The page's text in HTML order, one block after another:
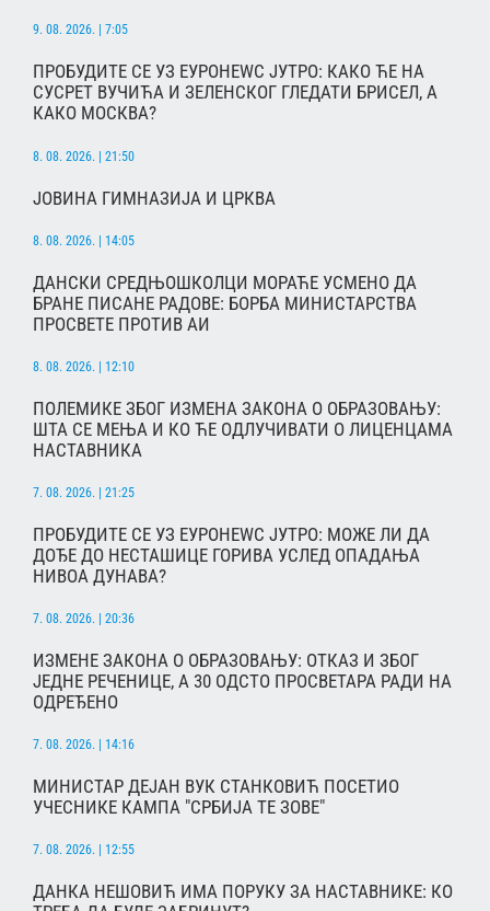
9. 08. 2026. | 7:05
ПРОБУДИТЕ СЕ УЗ ЕУРОНЕWС ЈУТРО: КАКО ЋЕ НА
СУСРЕТ ВУЧИЋА И ЗЕЛЕНСКОГ ГЛЕДАТИ БРИСЕЛ, А
КАКО МОСКВА?
8. 08. 2026. | 21:50
ЈОВИНА ГИМНАЗИЈА И ЦРКВА
8. 08. 2026. | 14:05
ДАНСКИ СРЕДЊОШКОЛЦИ МОРАЋЕ УСМЕНО ДА
БРАНЕ ПИСАНЕ РАДОВЕ: БОРБА МИНИСТАРСТВА
ПРОСВЕТЕ ПРОТИВ АИ
8. 08. 2026. | 12:10
ПОЛЕМИКЕ ЗБОГ ИЗМЕНА ЗАКОНА О ОБРАЗОВАЊУ:
ШТА СЕ МЕЊА И КО ЋЕ ОДЛУЧИВАТИ О ЛИЦЕНЦАМА
НАСТАВНИКА
7. 08. 2026. | 21:25
ПРОБУДИТЕ СЕ УЗ ЕУРОНЕWС ЈУТРО: МОЖЕ ЛИ ДА
ДОЂЕ ДО НЕСТАШИЦЕ ГОРИВА УСЛЕД ОПАДАЊА
НИВОА ДУНАВА?
7. 08. 2026. | 20:36
ИЗМЕНЕ ЗАКОНА О ОБРАЗОВАЊУ: ОТКАЗ И ЗБОГ
ЈЕДНЕ РЕЧЕНИЦЕ, А 30 ОДСТО ПРОСВЕТАРА РАДИ НА
ОДРЕЂЕНО
7. 08. 2026. | 14:16
МИНИСТАР ДЕЈАН ВУК СТАНКОВИЋ ПОСЕТИО
УЧЕСНИКЕ КАМПА "СРБИЈА ТЕ ЗОВЕ"
7. 08. 2026. | 12:55
ДАНКА НЕШОВИЋ ИМА ПОРУКУ ЗА НАСТАВНИКЕ: КО